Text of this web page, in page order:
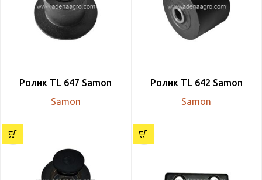
Ролик TL 647 Samon
Samon
Ролик TL 642 Samon
Samon